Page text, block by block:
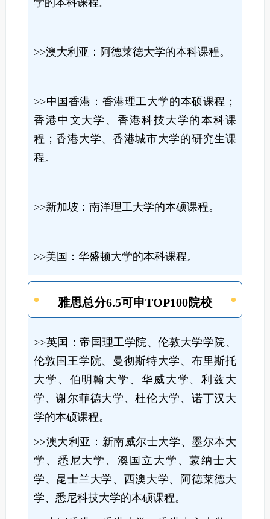
学的本科课程。
>>澳大利亚：阿德莱德大学的本科课程。
>>中国香港：香港理工大学的本硕课程；
香港中文大学、香港科技大学的本科课
程；香港大学、香港城市大学的研究生课
程。
>>新加坡：南洋理工大学的本硕课程。
>>美国：华盛顿大学的本科课程。
雅思总分6.5可申TOP100院校
>>英国：帝国理工学院、伦敦大学学院、
伦敦国王学院、曼彻斯特大学、布里斯托
大学、伯明翰大学、华威大学、利兹大
学、谢尔菲德大学、杜伦大学、诺丁汉大
学的本硕课程。
>>澳大利亚：新南威尔士大学、墨尔本大
学、悉尼大学、澳国立大学、蒙纳士大
学、昆士兰大学、西澳大学、阿德莱德大
学、悉尼科技大学的本硕课程。